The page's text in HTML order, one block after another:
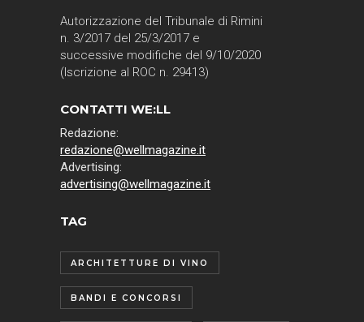
Autorizzazione del Tribunale di Rimini
n. 3/2017 del 25/3/2017 e
successive modifiche del 9/10/2020
(Iscrizione al ROC n. 29413)
CONTATTI WE:LL
Redazione:
redazione@wellmagazine.it
Advertising:
advertising@wellmagazine.it
TAG
ARCHITETTURE DI VINO
BANDI E CONCORSI